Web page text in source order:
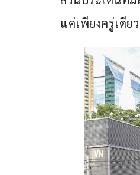
แค่เพียงครู่เดีย